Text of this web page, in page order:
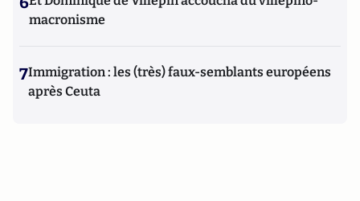
macronisme
7Immigration : les (très) faux-semblants européens
après Ceuta